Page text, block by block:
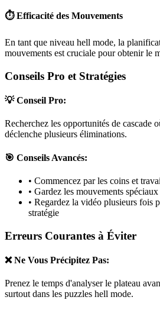
⏱️ Efficacité des Mouvements
En tant que niveau hell mode, la
mouvements est cruciale pour obtenir le
Conseils Pro et Stratégies
💡 Conseil Pro:
Recherchez les opportunités de cascade
déclenche plusieurs éliminations.
🎯 Conseils Avancés:
• Commencez par les coins et
• Gardez les mouvements
• Regardez la vidéo plusieurs fois
stratégie
Erreurs Courantes à Éviter
❌ Ne Vous Précipitez Pas:
Prenez le temps d'analyser le plateau
surtout dans les puzzles hell mode.